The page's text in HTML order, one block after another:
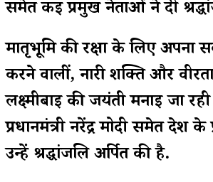
समेत कई प्रमुख नेताओं ने दी
मातृभूमि की रक्षा के लिए अपना
करने वालीं, नारी शक्ति और
लक्ष्मीबाई की जयंती मनाई जा
प्रधानमंत्री नरेंद्र मोदी समेत देश
उन्हें श्रद्धांजलि अर्पित की है.